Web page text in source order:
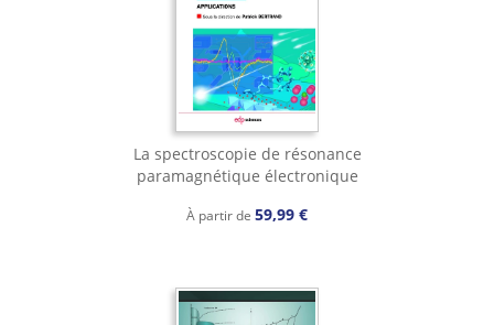
La spectroscopie de résonance
paramagnétique électronique
À partir de 59,99 €